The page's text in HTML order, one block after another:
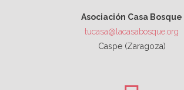
Asociación Casa Bosque
tucasa@lacasabosque.org
Caspe (Zaragoza)